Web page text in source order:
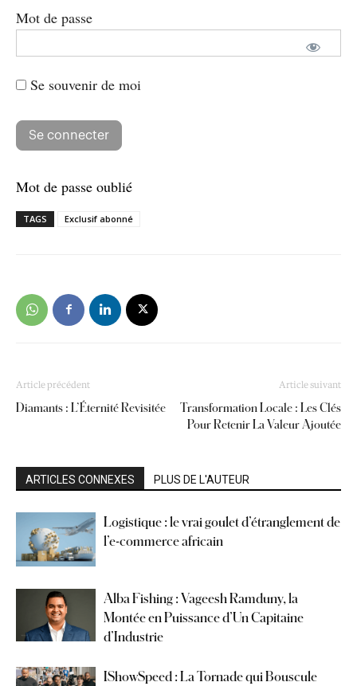
Mot de passe
Se souvenir de moi
Mot de passe oublié
TAGS Exclusif abonné
Article précédent
Diamants : L’Éternité Revisitée
Article suivant
Transformation Locale : Les Clés
Pour Retenir La Valeur Ajoutée
ARTICLES CONNEXES PLUS DE L'AUTEUR
Logistique : le vrai goulet d’étranglement de
l’e-commerce africain
Alba Fishing : Vageesh Ramduny, la
Montée en Puissance d’Un Capitaine
d’Industrie
IShowSpeed : La Tornade qui Bouscule